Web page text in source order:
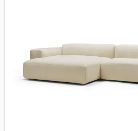
CONTACT
OUTLET